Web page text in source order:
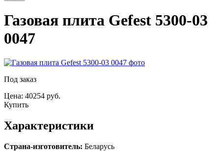
Газовая плита Gefest 5300-03
0047
Под заказ
Цена: 40254 руб.
Купить
Характеристики
Страна-изготовитель: Беларусь